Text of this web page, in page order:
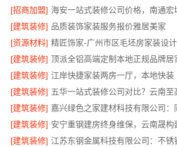
[招商加盟]
[建筑装修] 品质装饰家装服务报价雅居美家
[资源材料] 精匠饰家-广州市区毛坯房家装设
[建筑装修] 顶派全铝高端定制本地正规品牌居
[建筑装修]
[建筑装修]
[建筑装修]
[建筑装修] 安宁重钢建房终身维保，云南晟构
[建筑装修]